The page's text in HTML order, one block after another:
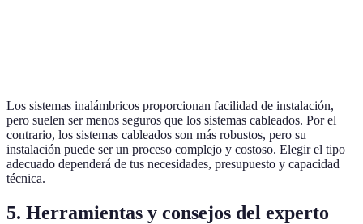
Los sistemas inalámbricos proporcionan facilidad de instalación,
pero suelen ser menos seguros que los sistemas cableados. Por el
contrario, los sistemas cableados son más robustos, pero su
instalación puede ser un proceso complejo y costoso. Elegir el tipo
adecuado dependerá de tus necesidades, presupuesto y capacidad
técnica.
5. Herramientas y consejos del experto